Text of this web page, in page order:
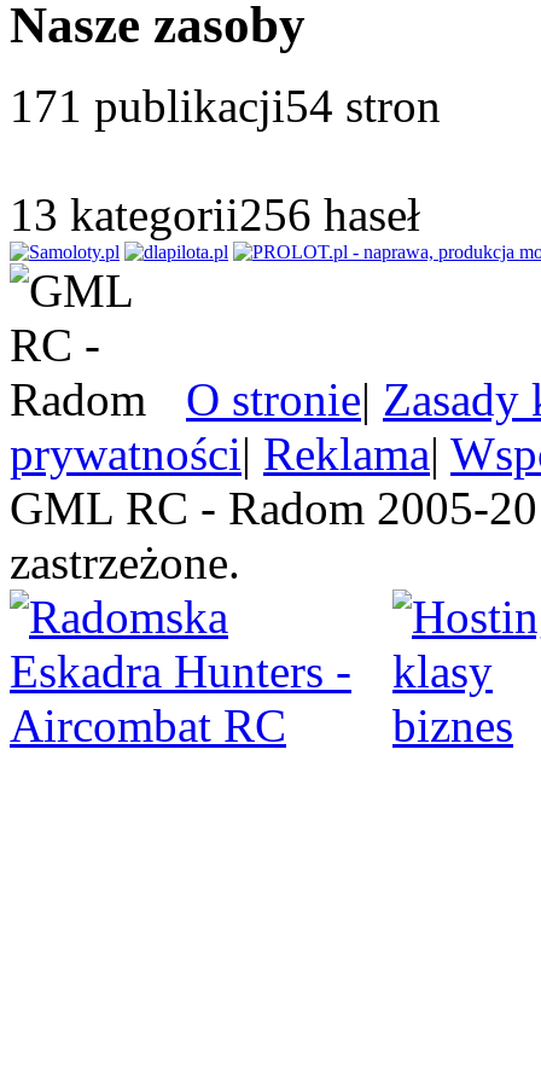
Nasze zasoby
171 publikacji54 stron
13 kategorii256 haseł
O stronie| Zasady
prywatności| Reklama|
GML RC - Radom 2005-
zastrzeżone.